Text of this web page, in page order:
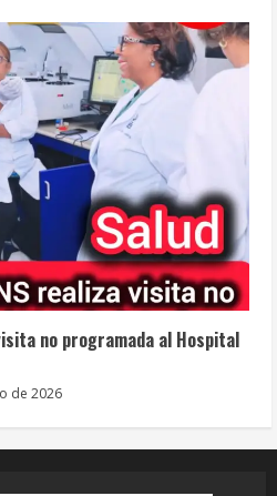
no programada al Hospital
de 2026